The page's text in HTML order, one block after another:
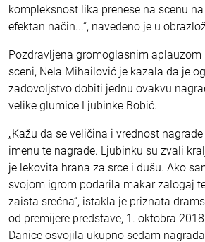
kompleksnost lika prenese na scenu
efektan način...“, navedeno je u
Pozdravljena gromoglasnim aplauzom
sceni, Nela Mihailović je kazala da je
zadovoljstvo dobiti jednu ovakvu
velike glumice Ljubinke Bobić.
„Kažu da se veličina i vrednost
imenu te nagrade. Ljubinku su zvali
je lekovita hrana za srce i dušu. Ako
svojom igrom podarila makar zalogaj
zaista srećna“, istakla je priznata
od premijere predstave, 1. oktobra
Danice osvojila ukupno sedam